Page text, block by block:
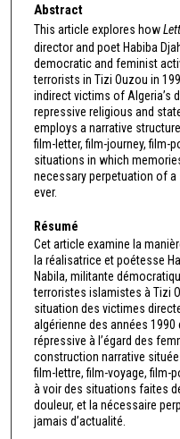
Abstract
This article explores how
director and poet Habiba
democratic and feminist
terrorists in Tizi Ouzou in
indirect victims of Algeria’s
repressive religious and
employs a narrative
film-letter, film-journey, film-
situations in which
necessary perpetuation of
ever.
Résumé
Cet article examine la
la réalisatrice et poétesse
Nabila, militante
terroristes islamistes à Tizi
situation des victimes
algérienne des années 1990
répressive à l’égard des
construction narrative
film-lettre, film-voyage, film-
à voir des situations faites
douleur, et la nécessaire
jamais d’actualité.